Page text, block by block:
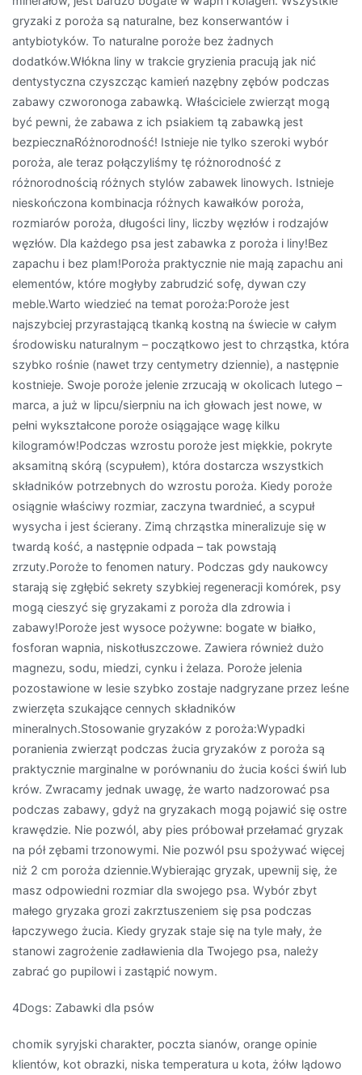
gryzaki z poroża są naturalne, bez konserwantów i
antybiotyków. To naturalne poroże bez żadnych
dodatków.Włókna liny w trakcie gryzienia pracują jak nić
dentystyczna czyszcząc kamień nazębny zębów podczas
zabawy czworonoga zabawką. Właściciele zwierząt mogą
być pewni, że zabawa z ich psiakiem tą zabawką jest
bezpiecznaRóżnorodność! Istnieje nie tylko szeroki wybór
poroża, ale teraz połączyliśmy tę różnorodność z
różnorodnością różnych stylów zabawek linowych. Istnieje
nieskończona kombinacja różnych kawałków poroża,
rozmiarów poroża, długości liny, liczby węzłów i rodzajów
węzłów. Dla każdego psa jest zabawka z poroża i liny!Bez
zapachu i bez plam!Poroża praktycznie nie mają zapachu ani
elementów, które mogłyby zabrudzić sofę, dywan czy
meble.Warto wiedzieć na temat poroża:Poroże jest
najszybciej przyrastającą tkanką kostną na świecie w całym
środowisku naturalnym – początkowo jest to chrząstka, która
szybko rośnie (nawet trzy centymetry dziennie), a następnie
kostnieje. Swoje poroże jelenie zrzucają w okolicach lutego –
marca, a już w lipcu/sierpniu na ich głowach jest nowe, w
pełni wykształcone poroże osiągające wagę kilku
kilogramów!Podczas wzrostu poroże jest miękkie, pokryte
aksamitną skórą (scypułem), która dostarcza wszystkich
składników potrzebnych do wzrostu poroża. Kiedy poroże
osiągnie właściwy rozmiar, zaczyna twardnieć, a scypuł
wysycha i jest ścierany. Zimą chrząstka mineralizuje się w
twardą kość, a następnie odpada – tak powstają
zrzuty.Poroże to fenomen natury. Podczas gdy naukowcy
starają się zgłębić sekrety szybkiej regeneracji komórek, psy
mogą cieszyć się gryzakami z poroża dla zdrowia i
zabawy!Poroże jest wysoce pożywne: bogate w białko,
fosforan wapnia, niskotłuszczowe. Zawiera również dużo
magnezu, sodu, miedzi, cynku i żelaza. Poroże jelenia
pozostawione w lesie szybko zostaje nadgryzane przez leśne
zwierzęta szukające cennych składników
mineralnych.Stosowanie gryzaków z poroża:Wypadki
poranienia zwierząt podczas żucia gryzaków z poroża są
praktycznie marginalne w porównaniu do żucia kości świń lub
krów. Zwracamy jednak uwagę, że warto nadzorować psa
podczas zabawy, gdyż na gryzakach mogą pojawić się ostre
krawędzie. Nie pozwól, aby pies próbował przełamać gryzak
na pół zębami trzonowymi. Nie pozwól psu spożywać więcej
niż 2 cm poroża dziennie.Wybierając gryzak, upewnij się, że
masz odpowiedni rozmiar dla swojego psa. Wybór zbyt
małego gryzaka grozi zakrztuszeniem się psa podczas
łapczywego żucia. Kiedy gryzak staje się na tyle mały, że
stanowi zagrożenie zadławienia dla Twojego psa, należy
zabrać go pupilowi i zastąpić nowym.
4Dogs: Zabawki dla psów
chomik syryjski charakter, poczta sianów, orange opinie
klientów, kot obrazki, niska temperatura u kota, żółw lądowo